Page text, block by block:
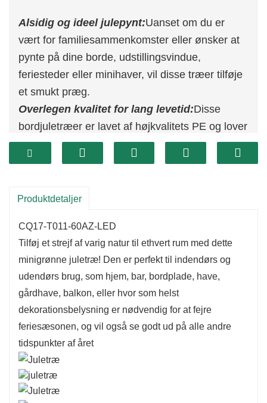
Alsidig og ideel julepynt:Uanset om du er
vært for familiesammenkomster eller ønsker at
pynte på dine borde, udstillingsvindue,
feriesteder eller minihaver, vil disse træer tilføje
et smukt præg.
Overlegen kvalitet for lang levetid:Disse
bordjuletræer er lavet af højkvalitets PE og lover
holdbarhed og vil ikke let knække eller falme.
Deres vægtige baser sikrer stabilitet og
Ingen samling påkrævet:
ud og juster bladene for at opnå dens fulde,
smukke form. Ideelt til dem med begrænset
plads, dette træ er et perfekt valg.
Produktdetaljer
CQ17-T011-60AZ-LED
Tilføj et strejf af varig natur til ethvert rum med dette
minigrønne juletræ! Den er perfekt til indendørs og
udendørs brug, som hjem, bar, bordplade, have,
gårdhave, balkon, eller hvor som helst
dekorationsbelysning er nødvendig for at fejre
feriesæsonen, og vil også se godt ud på alle andre
tidspunkter af året